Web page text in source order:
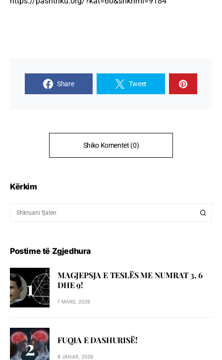
Share Tweet
Shiko Komentet (0)
Kërkim
Postime të Zgjedhura
MAGJEPSJA E TESLËS ME NUMRAT 3, 6
DHE 9!
1 MARS, 2026
FUQIA E DASHURISË!
8 JANAR, 2026